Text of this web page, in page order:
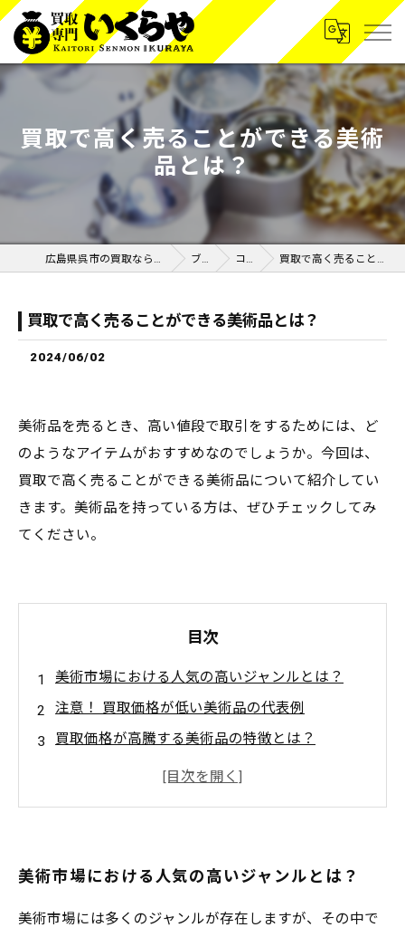
買取で高く売ることができる美術
品とは？
広島県呉市の買取なら買取専門いくらや呉広店 ブログ コラム 買取で高く売ることができる美術品とは？
買取で高く売ることができる美術品とは？
2024/06/02
美術品を売るとき、高い値段で取引をするためには、ど
のようなアイテムがおすすめなのでしょうか。今回は、
買取で高く売ることができる美術品について紹介してい
きます。美術品を持っている方は、ぜひチェックしてみ
てください。
目次
美術市場における人気の高いジャンルとは？
注意！ 買取価格が低い美術品の代表例
買取価格が高騰する美術品の特徴とは？
必見！ 買取価格が上がりやすい作家名の知識
美術市場における人気の高いジャンルとは？
美術市場には多くのジャンルが存在しますが、その中で